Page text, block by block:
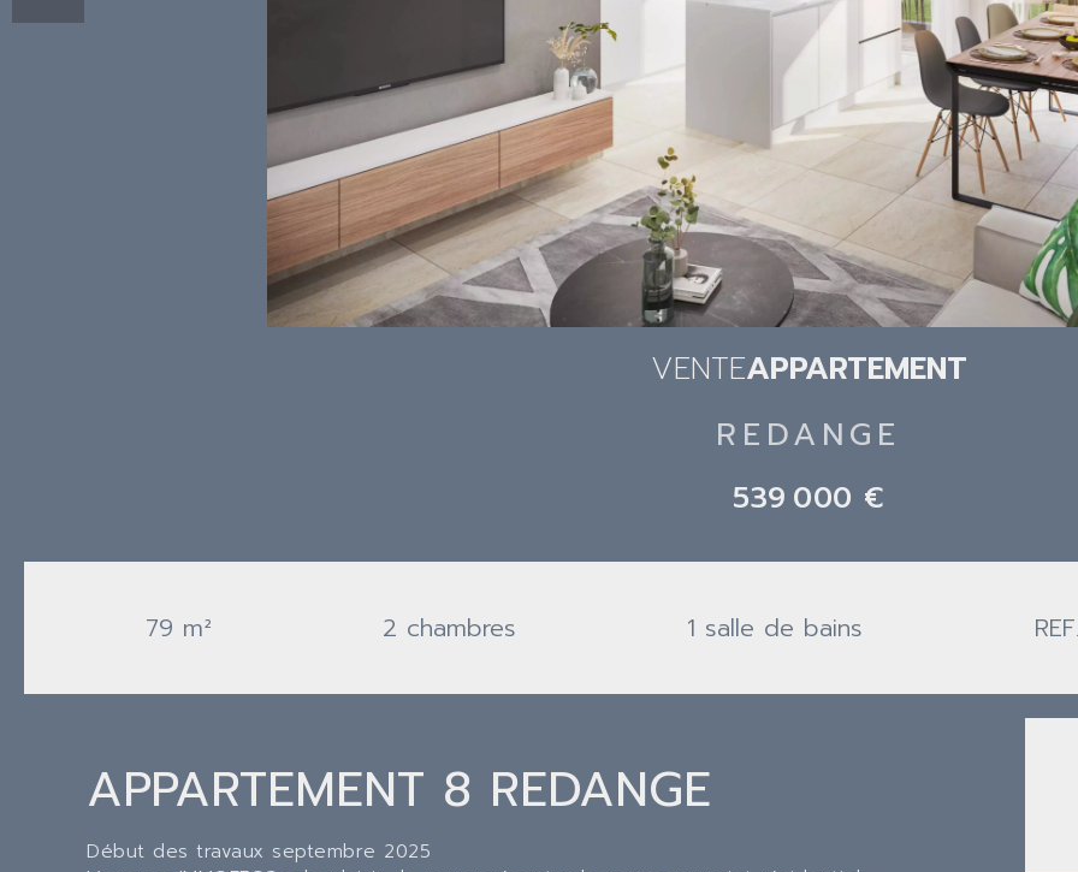
VENTEAPPARTEMENT
REDANGE
539 000 €
79 m² 2 chambres 1 salle de bains
APPARTEMENT 8 REDANGE
Début des travaux septembre 2025